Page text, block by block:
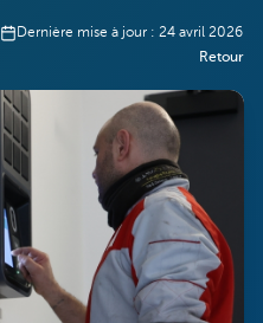
Dernière mise à jour : 24 avril 2026
Retour